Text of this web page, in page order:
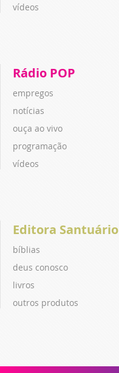
vídeos
Rádio POP
empregos
notícias
ouça ao vivo
programação
vídeos
Editora Santuário
bíblias
deus conosco
livros
outros produtos